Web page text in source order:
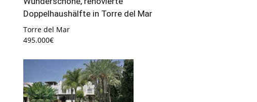
Doppelhaushälfte in Torre del Mar
Torre del Mar
495.000€